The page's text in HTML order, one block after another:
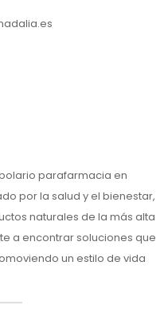
parafarmacia en
por la salud y el bienestar,
naturales de la más alta
a encontrar soluciones que
un estilo de vida